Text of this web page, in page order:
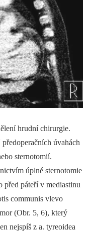
hrudní chirurgie.
úvahách
sternotomií.
úplné sternotomie
před páteří v mediastinu
communis vlevo
(Obr. 5, 6), který
nejspíš z a. tyreoidea